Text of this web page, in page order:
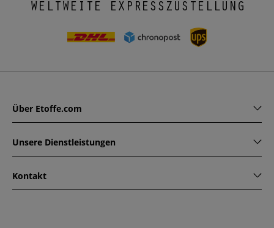
WELTWEITE EXPRESSZUSTELLUNG
Über Etoffe.com
Unsere Dienstleistungen
Kontakt